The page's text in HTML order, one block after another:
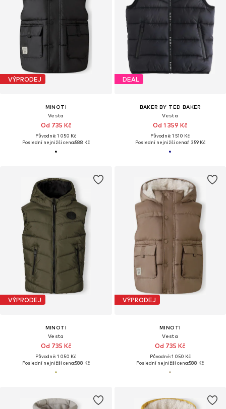
VÝPRODEJ
MINOTI
Vesta
Od 735 Kč
Původně: 1 050 Kč
Poslední nejnižší cena:588 Kč
DEAL
BAKER BY TED BAKER
Vesta
Od 1 359 Kč
Původně: 1 510 Kč
Poslední nejnižší cena:1 359 Kč
VÝPRODEJ
MINOTI
Vesta
Od 735 Kč
Původně: 1 050 Kč
Poslední nejnižší cena:588 Kč
VÝPRODEJ
MINOTI
Vesta
Od 735 Kč
Původně: 1 050 Kč
Poslední nejnižší cena:588 Kč